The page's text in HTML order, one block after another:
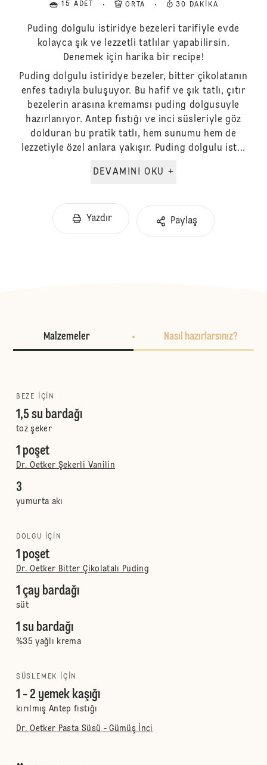
15 ADET ORTA 30 DAKIKA
Puding dolgulu istiridye bezeleri tarifiyle evde
kolayca şık ve lezzetli tatlılar yapabilirsin.
Denemek için harika bir recipe!
Puding dolgulu istiridye bezeler, bitter çikolatanın
enfes tadıyla buluşuyor. Bu hafif ve şık tatlı, çıtır
bezelerin arasına kremamsı puding dolgusuyle
hazırlanıyor. Antep fıstığı ve inci süsleriyle göz
dolduran bu pratik tatlı, hem sunumu hem de
lezzetiyle özel anlara yakışır. Puding dolgulu ist...
DEVAMINI OKU +
Yazdır Paylaş
Malzemeler Nasıl hazırlarsınız?
BEZE IÇIN
1,5 su bardağı
toz şeker
1 poşet
Dr. Oetker Şekerli Vanilin
3
yumurta akı
DOLGU IÇIN
1 poşet
Dr. Oetker Bitter Çikolatalı Puding
1 çay bardağı
süt
1 su bardağı
%35 yağlı krema
SÜSLEMEK IÇIN
1 - 2 yemek kaşığı
kırılmış Antep fıstığı
Dr. Oetker Pasta Süsü - Gümüş İnci